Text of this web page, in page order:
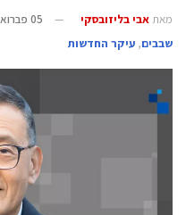
מאת אבי בליזובסקי
05 פברואר 2026
‫שבבים‬, עיקר החדשות